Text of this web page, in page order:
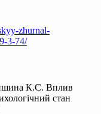
zhurnal-
3-74/
К.С. Вплив
стан